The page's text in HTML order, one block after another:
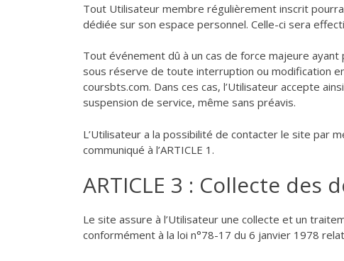
Tout Utilisateur membre régulièrement inscrit
dédiée sur son espace personnel. Celle-ci sera
Tout événement dû à un cas de force majeure
sous réserve de toute interruption ou modification
coursbts.com. Dans ces cas, l’Utilisateur accepte
suspension de service, même sans préavis.
L’Utilisateur a la possibilité de contacter le site par
communiqué à l’ARTICLE 1.
ARTICLE 3 : Collecte des
Le site assure à l’Utilisateur une collecte et un
conformément à la loi n°78-17 du 6 janvier 1978